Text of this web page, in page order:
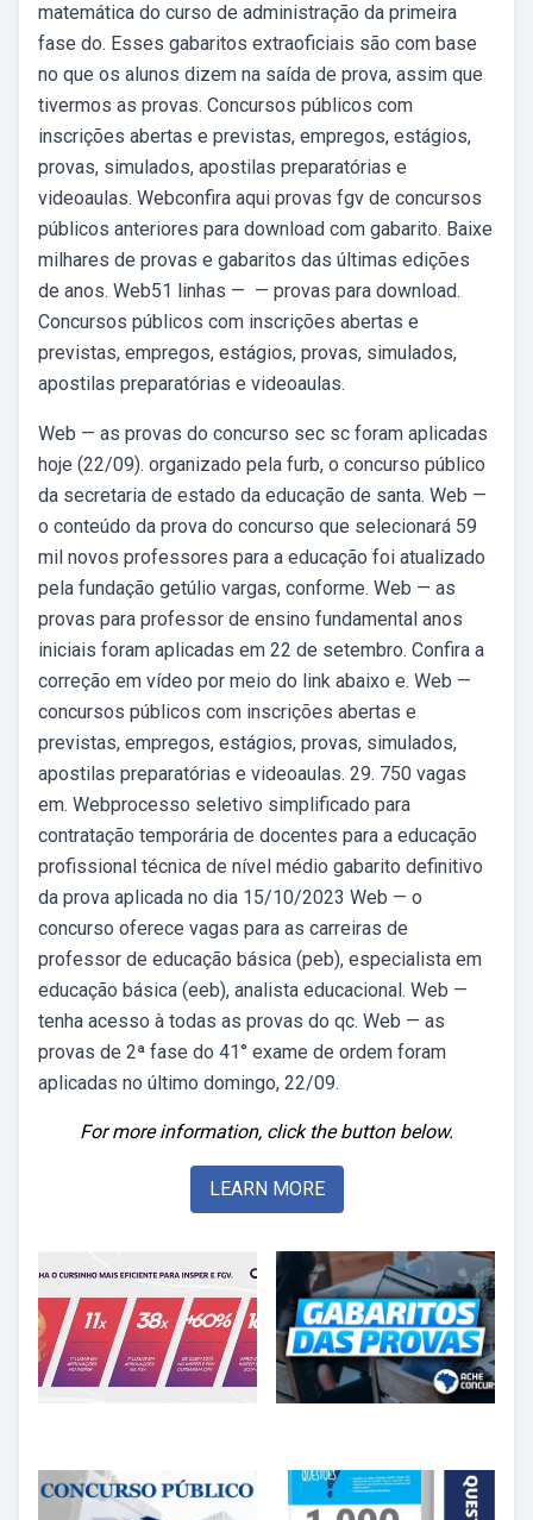
matemática do curso de administração da primeira
fase do. Esses gabaritos extraoficiais são com base
no que os alunos dizem na saída de prova, assim que
tivermos as provas. Concursos públicos com
inscrições abertas e previstas, empregos, estágios,
provas, simulados, apostilas preparatórias e
videoaulas. Webconfira aqui provas fgv de concursos
públicos anteriores para download com gabarito. Baixe
milhares de provas e gabaritos das últimas edições
de anos. Web51 linhas — — provas para download.
Concursos públicos com inscrições abertas e
previstas, empregos, estágios, provas, simulados,
apostilas preparatórias e videoaulas.
Web — as provas do concurso sec sc foram aplicadas
hoje (22/09). organizado pela furb, o concurso público
da secretaria de estado da educação de santa. Web —
o conteúdo da prova do concurso que selecionará 59
mil novos professores para a educação foi atualizado
pela fundação getúlio vargas, conforme. Web — as
provas para professor de ensino fundamental anos
iniciais foram aplicadas em 22 de setembro. Confira a
correção em vídeo por meio do link abaixo e. Web —
concursos públicos com inscrições abertas e
previstas, empregos, estágios, provas, simulados,
apostilas preparatórias e videoaulas. 29. 750 vagas
em. Webprocesso seletivo simplificado para
contratação temporária de docentes para a educação
profissional técnica de nível médio gabarito definitivo
da prova aplicada no dia 15/10/2023 Web — o
concurso oferece vagas para as carreiras de
professor de educação básica (peb), especialista em
educação básica (eeb), analista educacional. Web —
tenha acesso à todas as provas do qc. Web — as
provas de 2ª fase do 41° exame de ordem foram
aplicadas no último domingo, 22/09.
For more information, click the button below.
LEARN MORE